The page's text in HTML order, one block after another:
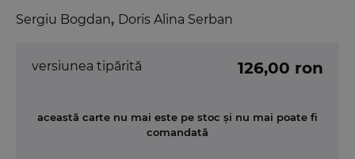
Sergiu Bogdan, Doris Alina Serban
versiunea tipărită 126,00 ron
această carte nu mai este pe stoc și nu mai poate fi
comandată